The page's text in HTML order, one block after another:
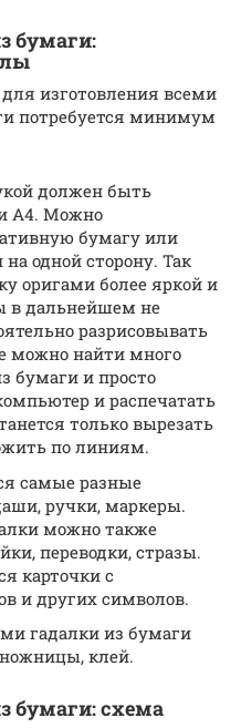
бумаги:
изготовления всеми
потребуется минимум
должен быть
А4. Можно
бумагу или
одной сторону. Так
оригами более яркой и
в дальнейшем не
разрисовывать
можно найти много
бумаги и просто
и распечатать
только вырезать
по линиям.
самые разные
ручки, маркеры.
можно также
переводки, стразы.
карточки с
и других символов.
гадалки из бумаги
клей.
бумаги: схема